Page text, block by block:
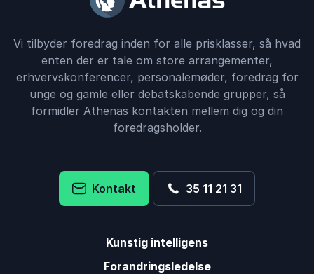
Vi tilbyder foredrag inden for alle prisklasser, så hvad
enten der er tale om store arrangementer,
erhvervskonferencer, personalemøder, foredrag for
unge og gamle eller debatskabende grupper, så
formidler Athenas kontakten mellem dig og din
foredragsholder.
Kontakt 35 11 21 31
Kunstig intelligens
Forandringsledelse